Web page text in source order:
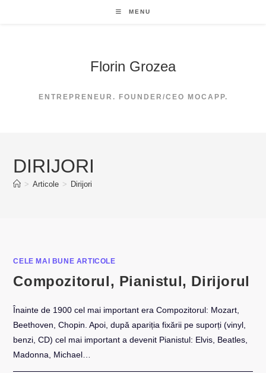
MENU
Florin Grozea
ENTREPRENEUR. FOUNDER/CEO MOCAPP.
DIRIJORI
> Articole > Dirijori
CELE MAI BUNE ARTICOLE
Compozitorul, Pianistul, Dirijorul
Înainte de 1900 cel mai important era Compozitorul: Mozart,
Beethoven, Chopin. Apoi, după apariția fixării pe suporți (vinyl,
benzi, CD) cel mai important a devenit Pianistul: Elvis, Beatles,
Madonna, Michael…